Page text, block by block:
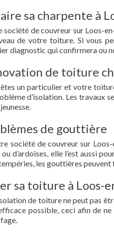
sa charpente à
société de couvreur sur Loos-
de votre toiture. Si vous
diagnostic qui confirmera ou
de toiture
un particulier et votre
d’isolation. Les travaux
de gouttière
société de couvreur sur
d’ardoises, elle l’est aussi
les gouttières peuvent
sa toiture à Loos-
de toiture ne peut pas
possible, ceci afin de